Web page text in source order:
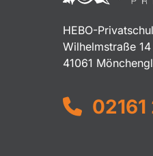
HEBO-
Wilhelmstraße 14
41061